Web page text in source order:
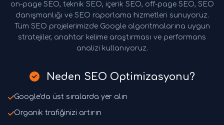
on-page SEO, teknik SEO, içerik SEO, off-page SEO, SEO
danışmanlığı ve SEO raporlama hizmetleri sunuyoruz.
Tüm SEO projelerimizde Google algoritmalarına uygun
stratejiler, anahtar kelime araştırması ve performans
analizi kullanıyoruz.
Neden SEO Optimizasyonu?
Google'da üst sıralarda yer alın
Organik trafiğinizi artırın